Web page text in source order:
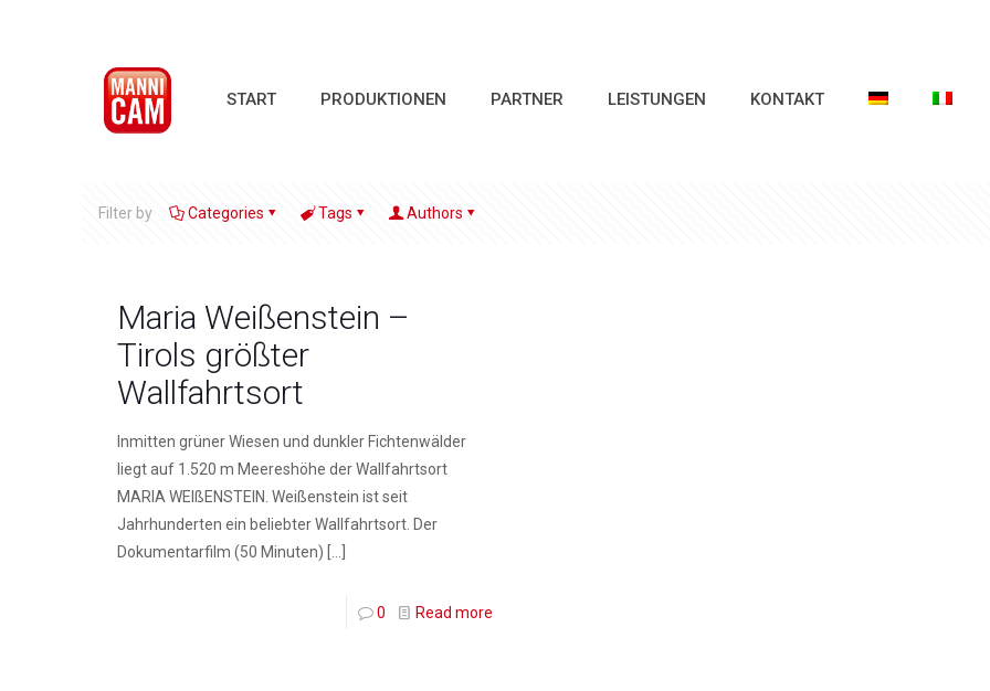
START PRODUKTIONEN PARTNER LEISTUNGEN KONTAKT
Filter by Categories Tags Authors
Maria Weißenstein –
Tirols größter
Wallfahrtsort
Inmitten grüner Wiesen und dunkler Fichtenwälder
liegt auf 1.520 m Meereshöhe der Wallfahrtsort
MARIA WEIßENSTEIN. Weißenstein ist seit
Jahrhunderten ein beliebter Wallfahrtsort. Der
Dokumentarfilm (50 Minuten)
0 Read more